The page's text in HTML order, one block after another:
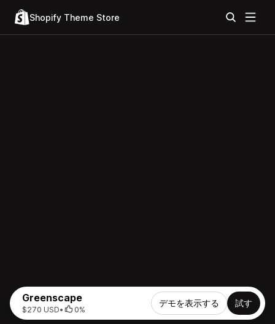
Shopify Theme Store
Greenscape
$270 USD• 0%
デモを表示する 試す